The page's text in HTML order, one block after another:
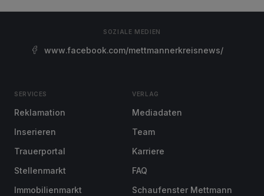
SOZIALE MEDIEN
www.facebook.com/mettmannerkreisnews/
SERVICES
Reklamation
Inserieren
Trauerportal
Stellenmarkt
Immobilienmarkt
VERLAG
Mediadaten
Team
Karriere
FAQ
Schaufenster Mettmann